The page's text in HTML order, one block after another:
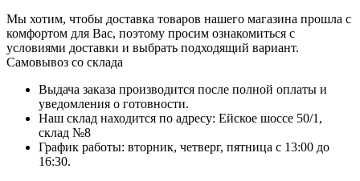
Мы хотим, чтобы доставка товаров нашего магазина прошла с
комфортом для Вас, поэтому просим ознакомиться с
условиями доставки и выбрать подходящий вариант.
Самовывоз со склада
Выдача заказа производится после полной оплаты и
уведомления о готовности.
Наш склад находится по адресу: Ейское шоссе 50/1,
склад №8
График работы: вторник, четверг, пятница с 13:00 до
16:30.